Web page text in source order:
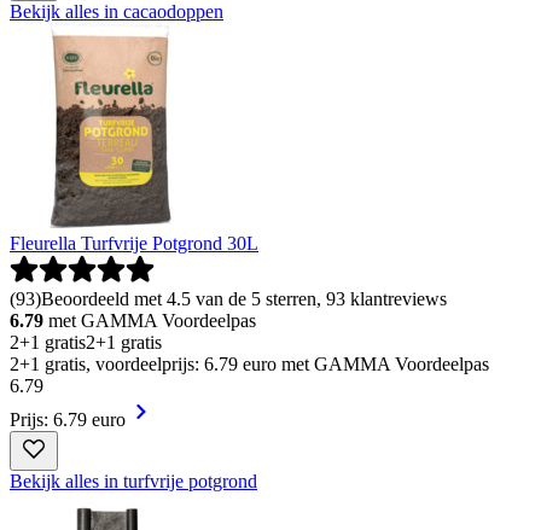
Bekijk alles in cacaodoppen
Fleurella Turfvrije Potgrond 30L
(93)Beoordeeld met 4.5 van de 5 sterren, 93 klantreviews
6.79 met GAMMA Voordeelpas
2+1 gratis2+1 gratis
2+1 gratis, voordeelprijs: 6.79 euro met GAMMA Voordeelpas
6.79
Prijs: 6.79 euro
Bekijk alles in turfvrije potgrond